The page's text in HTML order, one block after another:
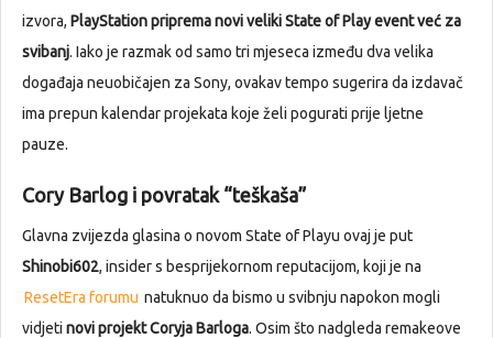
izvora, PlayStationpriprema novi veliki State of Play event već za
svibanj. Iako je razmak od samo tri mjeseca između dva velika
događaja neuobičajen za Sony, ovakav tempo sugerira da izdavač
ima prepun kalendar projekata koje želi pogurati prije ljetne
pauze.
Cory Barlog i povratak “teškaša”
Glavna zvijezda glasina o novom State of Playu ovaj je put
Shinobi602, insider s besprijekornom reputacijom, koji je na
ResetEra forumu natuknuo da bismo u svibnju napokon mogli
vidjeti novi projekt Coryja Barloga. Osim što nadgleda remakeove